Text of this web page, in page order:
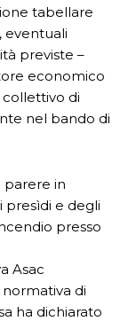
tabellare
eventuali
previste –
economico
di
nel bando di
parere in
presìdi e degli
presso
Asac
di
ha dichiarato